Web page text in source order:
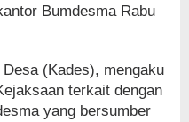
Bumdesma Rabu
(Kades), mengaku
terkait dengan
yang bersumber